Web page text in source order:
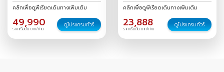
คลิกเพื่อดูพีเรียดเดินทางเพิ่มเติม
49,990
ราคาเริ่มต้น บาท/ท่าน
ดูโปรแกรมทัวร์
คลิกเพื่อดูพีเรียดเดินทางเพิ่มเติม
23,888
ราคาเริ่มต้น บาท/ท่าน
ดูโปรแกรมทัวร์